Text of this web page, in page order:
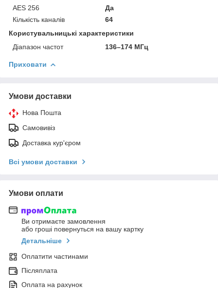
AES 256
Да
Кількість каналів
64
Користувальницькі характеристики
Діапазон частот
136–174 МГц
Приховати
Умови доставки
Нова Пошта
Самовивіз
Доставка кур'єром
Всі умови доставки
Умови оплати
Ви отримаєте замовлення
або гроші повернуться на вашу картку
Детальніше
Оплатити частинами
Післяплата
Оплата на рахунок